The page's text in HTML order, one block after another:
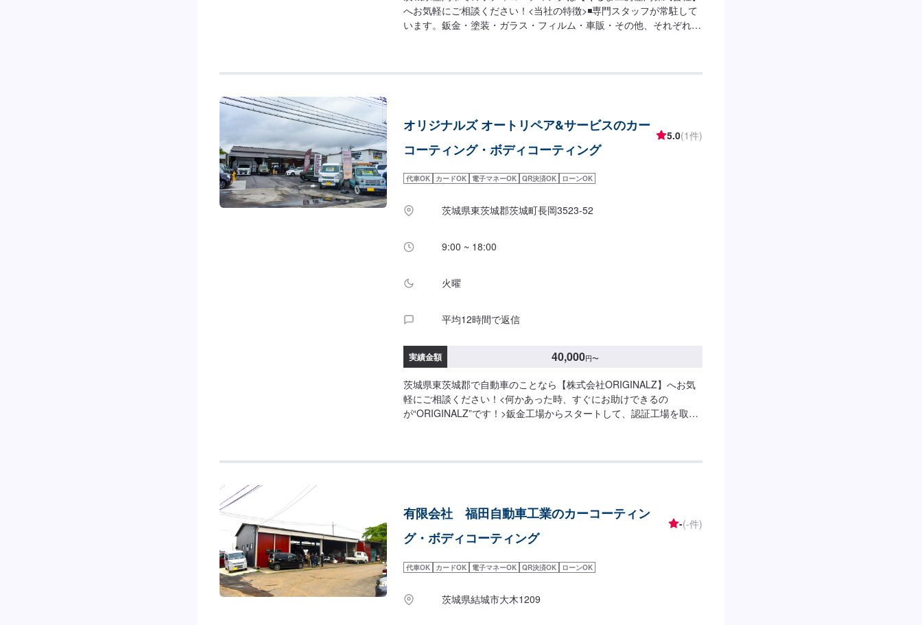
へお気軽にご相談ください！<当社の特徴>◾専門スタッフが常駐して
います。鈑金・塗装・ガラス・フィルム・車販・その他、それぞれ卓
案！>★お安く済ませたい…★お時間があまり取れない…などのご相
談もお気軽にどうぞ！【1】オファーにてお問い合わせ【2】お見積り
【3】お見積りにご納得いただければ作業開始【4】仕上がり次第納
(要相談)納期は前後する場合がございます。予めご了承ください。----
利用ください。※代車の燃料代はお客様にご負担いただいておりま
しください。駐車スペースは事務所前の空いているスペースに駐車し
てください。受付はスタッフへ「メンテモで予約しました」とお伝え
休（大型連休のみ休み）営業時間：9:00~18:00
オリジナルズ オートリペア&サービスのカー
コーティング・ボディコーティング
5.0(1件)
代車OK カードOK 電子マネーOK QR決済OK ローンOK
茨城県東茨城郡茨城町長岡3523-52
9:00 ~ 18:00
火曜
平均12時間で返信
実績金額 40,000円〜
茨城県東茨城郡で自動車のことなら【株式会社ORIGINALZ】へお気
軽にご相談ください！<何かあった時、すぐにお助けできるの
が“ORIGINALZ”です！>鈑金工場からスタートして、認証工場を取
ムなどにも力を入れ、工場での一貫作業として今までのノウハウを生
かしております。当店はただ車を修理したり販売するだけでなく、お
客様に何かあった時にすぐに駆け付け、相談に乗り、対応から解決ま
が可能ですので、「車の身近な相談役」として、お困りの際はお気軽
【3】お見積りにご納得いただければ作業開始【4】仕上がり次第納
有限会社 福田自動車工業のカーコーティン
グ・ボディコーティング
-(-件)
代車OK カードOK 電子マネーOK QR決済OK ローンOK
茨城県結城市大木1209